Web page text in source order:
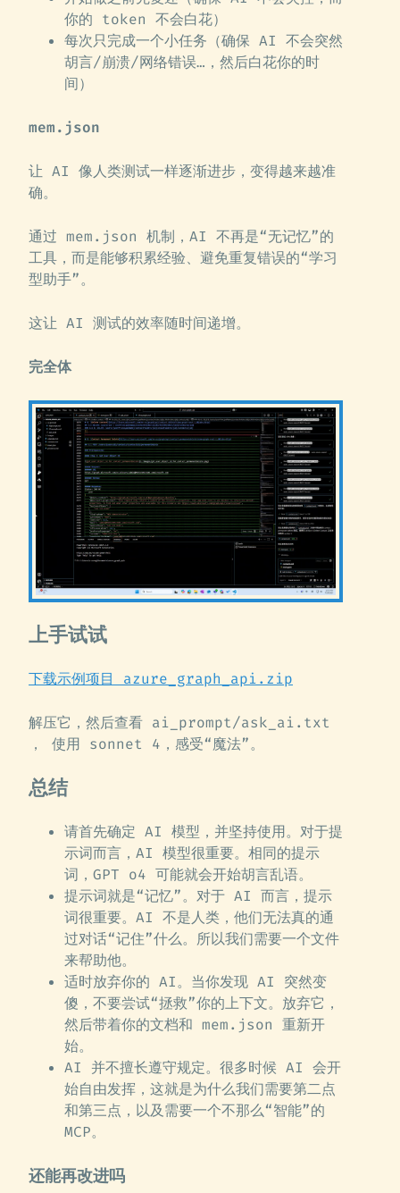
你的 token 不会白花）
每次只完成一个小任务（确保 AI 不会突然
胡言/崩溃/网络错误…，然后白花你的时
间）
mem.json
让 AI 像人类测试一样逐渐进步，变得越来越准
确。
通过 mem.json 机制，AI 不再是“无记忆”的
工具，而是能够积累经验、避免重复错误的“学习
型助手”。
这让 AI 测试的效率随时间递增。
完全体
上手试试
下载示例项目 azure_graph_api.zip
解压它，然后查看 ai_prompt/ask_ai.txt
， 使用 sonnet 4，感受“魔法”。
总结
请首先确定 AI 模型，并坚持使用。对于提
示词而言，AI 模型很重要。相同的提示
词，GPT o4 可能就会开始胡言乱语。
提示词就是“记忆”。对于 AI 而言，提示
词很重要。AI 不是人类，他们无法真的通
过对话“记住”什么。所以我们需要一个文件
来帮助他。
适时放弃你的 AI。当你发现 AI 突然变
傻，不要尝试“拯救”你的上下文。放弃它，
然后带着你的文档和 mem.json 重新开
始。
AI 并不擅长遵守规定。很多时候 AI 会开
始自由发挥，这就是为什么我们需要第二点
和第三点，以及需要一个不那么“智能”的
MCP。
还能再改进吗